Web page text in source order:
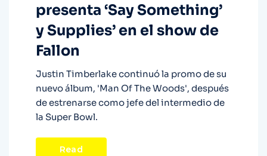
presenta ‘Say Something’
y Supplies’ en el show de
Fallon
Justin Timberlake continuó la promo de su
nuevo álbum, 'Man Of The Woods', después
de estrenarse como jefe del intermedio de
la Super Bowl.
Read